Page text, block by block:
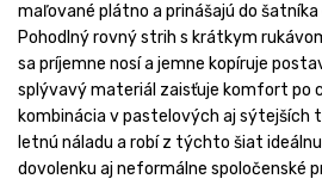
maľované plátno a prinášajú do
Pohodlný rovný strih s krátkym
sa príjemne nosí a jemne kopíruje
splývavý materiál zaisťuje komfort po
kombinácia v pastelových aj sýtejších
letnú náladu a robí z týchto šiat
dovolenku aj neformálne spoločenské